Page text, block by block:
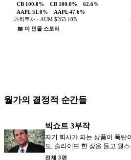
CB 100.0% CB 100.0% 62.6%
AAPL 51.0% AAPL 47.6%
가치투자 · AUM $263.10B
📖 이 인물 스토리
월가의 결정적 순간들
빅쇼트 3부작
자기 회사가 파는 상품이 폭탄
도, 슬라이드 한 장을 들고 월
다닌 남자. 그렉 리프먼 — 빅쇼
전체 3편